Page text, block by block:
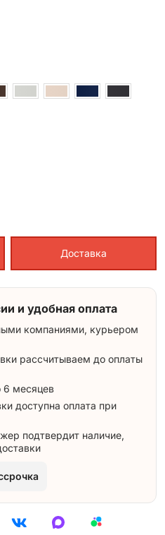
Доставка
и удобная оплата
компаниями, курьером
рассчитываем до оплаты
6 месяцев
доступна оплата при
подтвердит наличие,